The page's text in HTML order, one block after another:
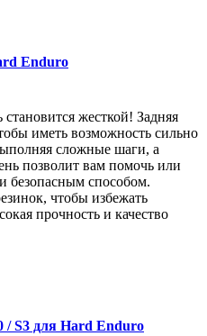
Enduro
жесткой! Задняя
иметь возможность сильно
сложные шаги, а
позволит вам помочь или
безопасным способом.
чтобы избежать
прочность и качество
/ S3 для Hard Enduro